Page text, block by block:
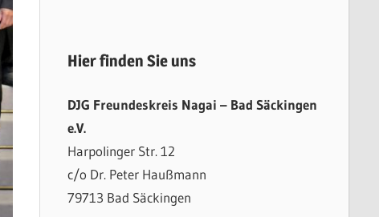
Hier finden Sie uns
DJG Freundeskreis Nagai – Bad Säckingen
e.V.
Harpolinger Str. 12
c/o Dr. Peter Haußmann
79713 Bad Säckingen